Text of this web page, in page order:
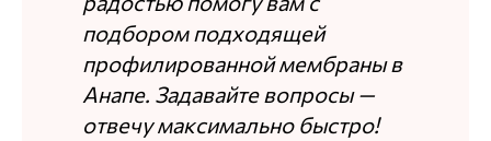
подбором подходящей
профилированной мембраны в
Анапе. Задавайте вопросы —
отвечу максимально быстро!